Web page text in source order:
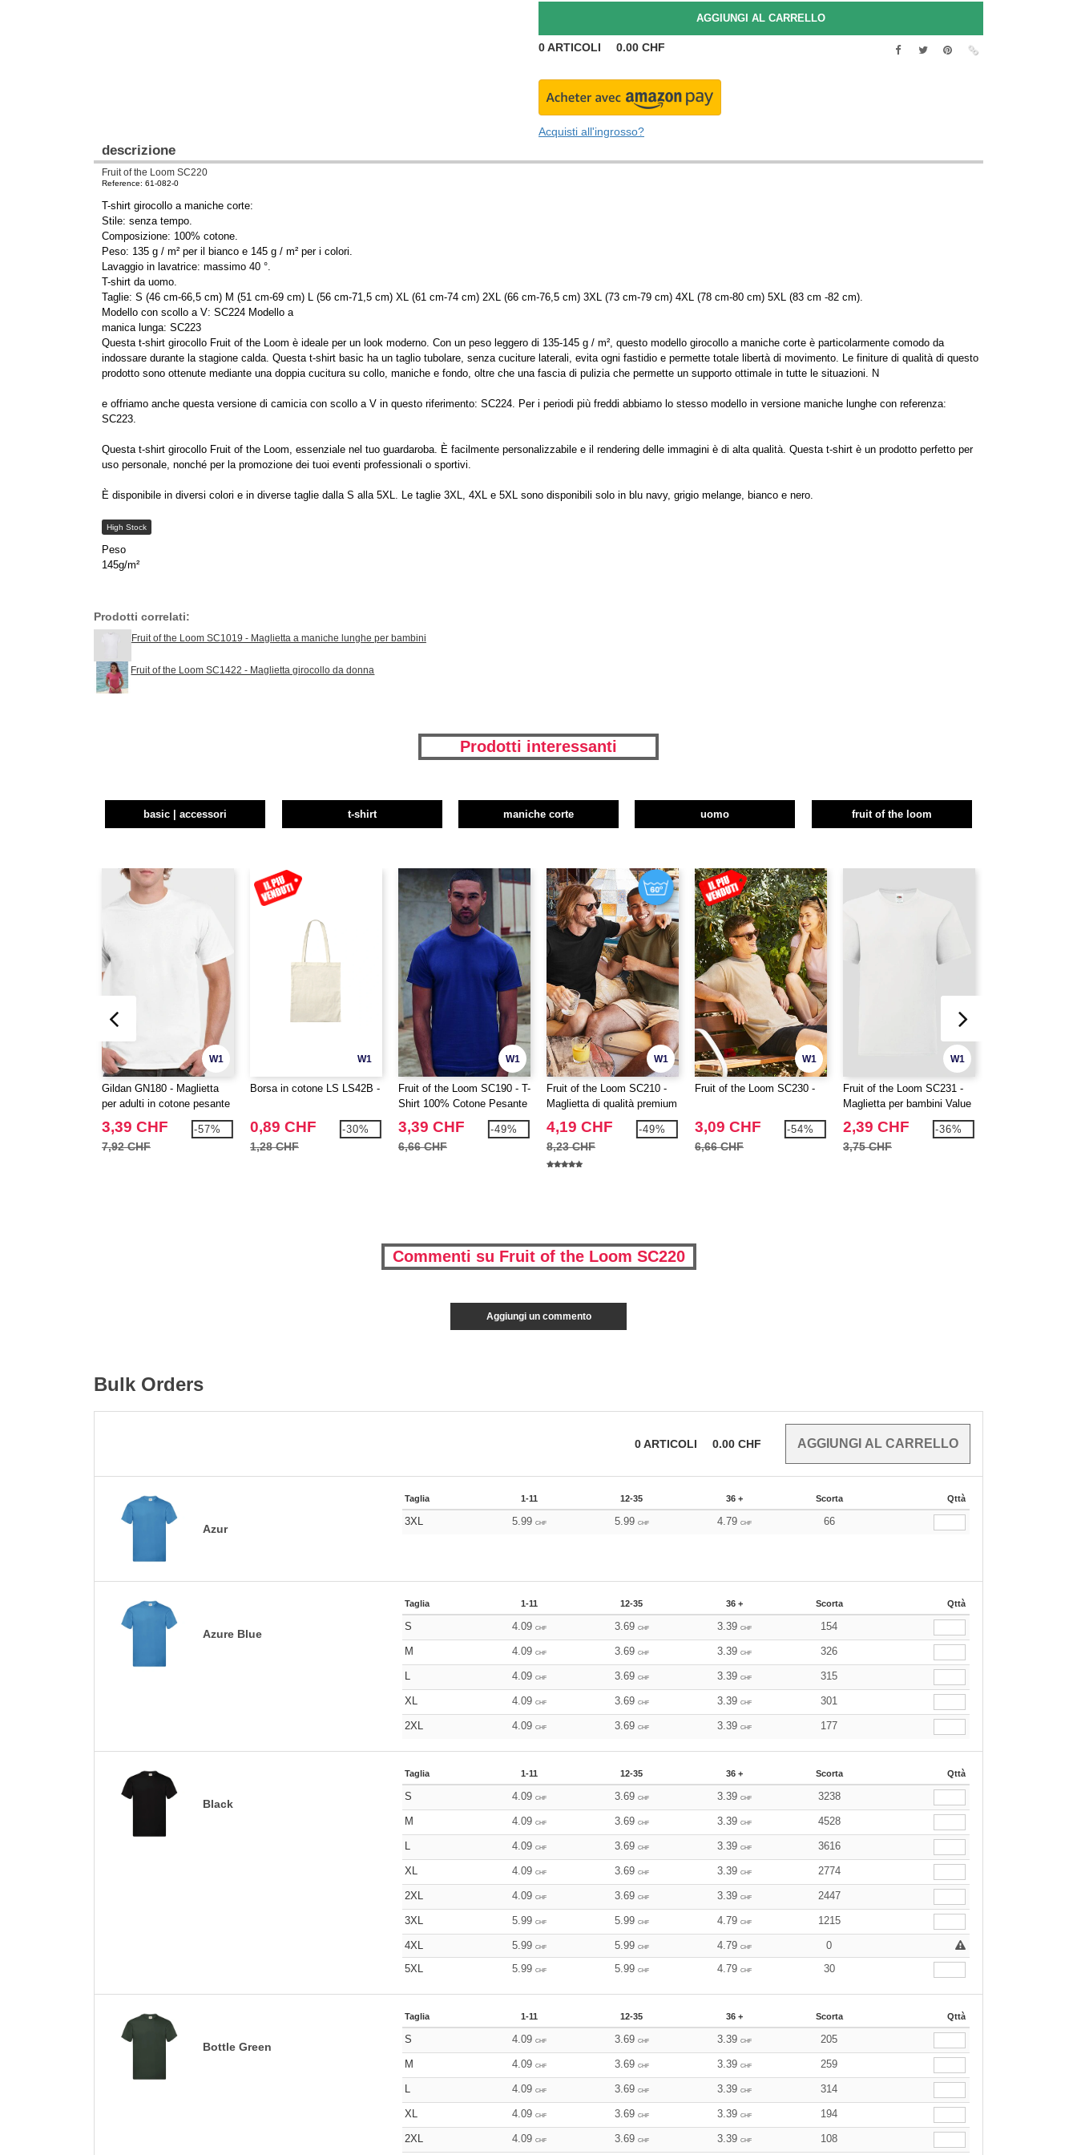
0ARTICOLI 0.00 CHF
Acquisti all'ingrosso?
descrizione
Fruit of the Loom SC220
Reference: 61-082-0
T-shirt girocollo a maniche corte:
Stile: senza tempo.
Composizione: 100% cotone.
Peso: 135 g / m² per il bianco e 145 g / m² per i colori.
Lavaggio in lavatrice: massimo 40 °.
T-shirt da uomo.
Taglie: S (46 cm-66,5 cm) M (51 cm-69 cm) L (56 cm-71,5 cm) XL (61 cm-74 cm) 2XL (66 cm-76,5 cm) 3XL (73 cm-79 cm) 4XL (78 cm-80 cm) 5XL (83 cm -82 cm).
Modello con scollo a V: SC224 Modello a
manica lunga: SC223
Questa t-shirt girocollo Fruit of the Loom è ideale per un look moderno. Con un peso leggero di 135-145 g / m², questo modello girocollo a maniche corte è particolarmente comodo da
indossare durante la stagione calda. Questa t-shirt basic ha un taglio tubolare, senza cuciture laterali, evita ogni fastidio e permette totale libertà di movimento. Le finiture di qualità di questo
prodotto sono ottenute mediante una doppia cucitura su collo, maniche e fondo, oltre che una fascia di pulizia che permette un supporto ottimale in tutte le situazioni. N
e offriamo anche questa versione di camicia con scollo a V in questo riferimento: SC224. Per i periodi più freddi abbiamo lo stesso modello in versione maniche lunghe con referenza:
SC223.
Questa t-shirt girocollo Fruit of the Loom, essenziale nel tuo guardaroba. È facilmente personalizzabile e il rendering delle immagini è di alta qualità. Questa t-shirt è un prodotto perfetto per
uso personale, nonché per la promozione dei tuoi eventi professionali o sportivi.
È disponibile in diversi colori e in diverse taglie dalla S alla 5XL. Le taglie 3XL, 4XL e 5XL sono disponibili solo in blu navy, grigio melange, bianco e nero.
High Stock
Peso
145g/m²
Prodotti correlati:
Fruit of the Loom SC1019 - Maglietta a maniche lunghe per bambini
Fruit of the Loom SC1422 - Maglietta girocollo da donna
Prodotti interessanti
basic | accessori t-shirt maniche corte uomo fruit of the loom
W1
Gildan GN180 - Maglietta
per adulti in cotone pesante
3,39 CHF
7,92 CHF
-57%
W1
Borsa in cotone LS LS42B -
0,89 CHF
1,28 CHF
-30%
W1
Fruit of the Loom SC190 - T-
Shirt 100% Cotone Pesante
3,39 CHF
6,66 CHF
-49%
W1
Fruit of the Loom SC210 -
Maglietta di qualità premium
4,19 CHF
8,23 CHF
-49%
W1
Fruit of the Loom SC230 -
3,09 CHF
6,66 CHF
-54%
W1
Fruit of the Loom SC231 -
Maglietta per bambini Value
Weight
2,39 CHF
3,75 CHF
-36%
Commenti su Fruit of the Loom SC220
Aggiungi un commento
Bulk Orders
0ARTICOLI 0.00 CHF
Azur
Taglia 1-11 12-35 36 + Scorta Qttà
3XL 5.99 CHF 5.99 CHF 4.79CHF 66
Azure Blue
Taglia 1-11 12-35 36 + Scorta Qttà
S 4.09 CHF 3.69 CHF 3.39CHF 154
M 4.09 CHF 3.69 CHF 3.39CHF 326
L 4.09 CHF 3.69 CHF 3.39CHF 315
XL 4.09 CHF 3.69 CHF 3.39CHF 301
2XL 4.09 CHF 3.69 CHF 3.39CHF 177
Black
Taglia 1-11 12-35 36 + Scorta Qttà
S 4.09 CHF 3.69 CHF 3.39CHF 3238
M 4.09 CHF 3.69 CHF 3.39CHF 4528
L 4.09 CHF 3.69 CHF 3.39CHF 3616
XL 4.09 CHF 3.69 CHF 3.39CHF 2774
2XL 4.09 CHF 3.69 CHF 3.39CHF 2447
3XL 5.99 CHF 5.99 CHF 4.79CHF 1215
4XL 5.99 CHF 5.99 CHF 4.79CHF
0
5XL
5.99 CHF 5.99 CHF 4.79CHF 30
Bottle Green
Taglia 1-11 12-35 36 + Scorta Qttà
S 4.09 CHF 3.69 CHF 3.39CHF 205
M 4.09 CHF 3.69 CHF 3.39CHF 259
L 4.09 CHF 3.69 CHF 3.39CHF 314
XL 4.09 CHF 3.69 CHF 3.39CHF 194
2XL 4.09 CHF 3.69 CHF 3.39CHF 108